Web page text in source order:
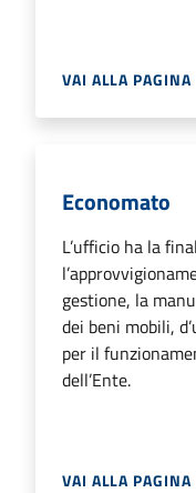
VAI ALLA PAGINA
Economato
L’ufficio ha la
gestione, la
dei beni mobili,
per il
dell’Ente.
VAI ALLA PAGINA